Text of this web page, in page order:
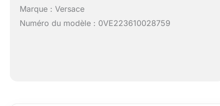
Marque : Versace
Numéro du modèle : 0VE223610028759